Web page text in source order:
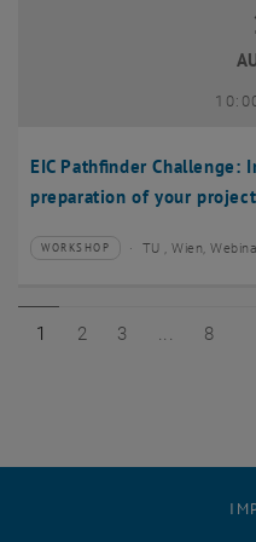
EIC Pathfinder Challenge:
preparation of your
18
Veranstaltungstyp:
WORKSHOP
Veranstaltungsort:TU , Wien,
Seite 1 von 8
1 Seite 2 von 8
2 Seite 3 von 8
3 Seite
8